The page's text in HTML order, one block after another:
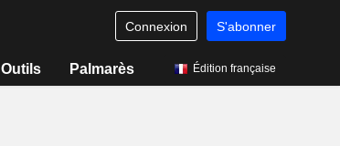
Connexion S'abonner
Outils Palmarès Édition française